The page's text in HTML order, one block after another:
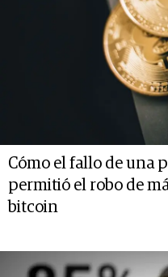
Cómo el fallo de una
permitió el robo de
bitcoin